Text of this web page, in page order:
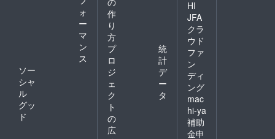
ォ
ー
マ
ン
ス
ソー
シャ
ル
グッ
ド
作
り
方
プ
ロ
ジ
ェ
ク
ト
の
広
統
計
デ
ー
タ
HI
JFA
クラ
ウド
ファ
ン
ディ
ング
mac
hi-ya
補助
金申